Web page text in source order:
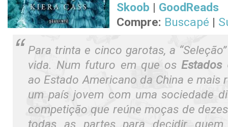
Skoob | GoodReads
Compre: Buscapé |
Para trinta e cinco garotas, a
vida. Num futuro em que os
ao Estado Americano da China e mais
um país jovem com uma sociedade
competição que reúne moças de
todas as partes para decidir